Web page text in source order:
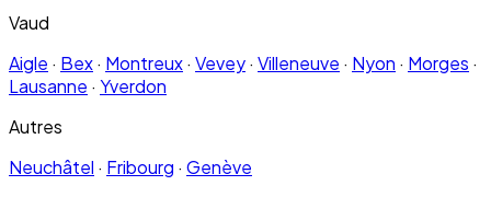
Vaud
Aigle · Bex· Montreux· Vevey· Villeneuve · Nyon · Morges ·
Lausanne · Yverdon
Autres
Neuchâtel · Fribourg · Genève